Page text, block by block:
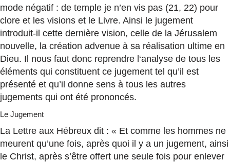
mode négatif : de temple je n’en vis pas (21, 22) pour
clore et les visions et le Livre. Ainsi le jugement
introduit-il cette dernière vision, celle de la Jérusalem
nouvelle, la création advenue à sa réalisation ultime en
Dieu. Il nous faut donc reprendre l‘analyse de tous les
éléments qui constituent ce jugement tel qu’il est
présenté et qu’il donne sens à tous les autres
jugements qui ont été prononcés.
Le Jugement
La Lettre aux Hébreux dit : « Et comme les hommes ne
meurent qu’une fois, après quoi il y a un jugement, ainsi
le Christ, après s’être offert une seule fois pour enlever